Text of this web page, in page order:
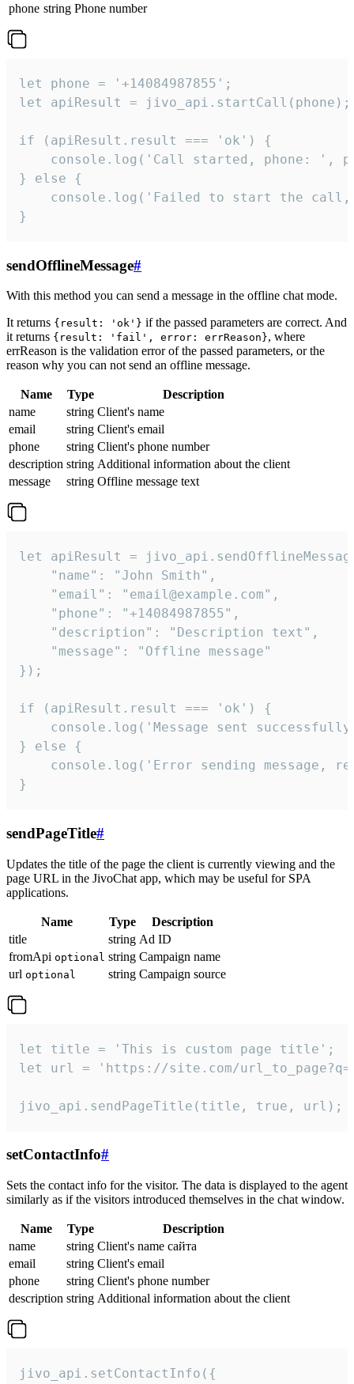
phone string Phone number
let phone = '+14084987855';
let apiResult = jivo_api.startCall(phone);
if (apiResult.result === 'ok') {
console.log('Call started, phone: ',
} else {
console.log('Failed to start the
}
sendOfflineMessage#
With this method you can send a message in the offline chat mode.
It returns {result: 'ok'} if the passed parameters are correct. And
it returns {result: 'fail', error: errReason}, where
errReason is the validation error of the passed parameters, or the
reason why you can not send an offline message.
Name Type
Description
name
string Client's name
email
string Client's email
phone
string Client's phone number
description string Additional information about the client
message
string Offline message text
let apiResult =
    "name": "John Smith",
    "email": "email@example.com",
    "phone": "+14084987855",
    "description": "Description text",
    "message": "Offline message"
});
if (apiResult.result === 'ok') {
console.log('Message sent
} else {
console.log('Error sending message,
}
sendPageTitle#
Updates the title of the page the client is currently viewing and the
page URL in the JivoChat app, which may be useful for SPA
applications.
Name Type
Description
title
string Ad ID
fromApi optional string Campaign name
url optional string Campaign source
let title = 'This is custom page title';
let url = 'https://site.com/
jivo_api.sendPageTitle(title, true, url);
setContactInfo#
Sets the contact info for the visitor. The data is displayed to the agent
similarly as if the visitors introduced themselves in the chat window.
Name Type
Description
name
string Client's name сайта
email
string Client's email
phone
string Client's phone number
description string Additional information about the client
jivo_api.setContactInfo({